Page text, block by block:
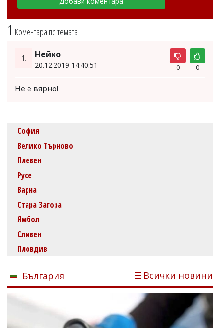
1 Коментара по темата
1. Нейко
20.12.2019 14:40:51 0 0
Не е вярно!
София
Велико Търново
Плевен
Русе
Варна
Стара Загора
Ямбол
Сливен
Пловдив
България Всички новини